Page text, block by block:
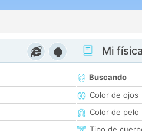
Mi
Buscando
Color de ojos
Color de pelo